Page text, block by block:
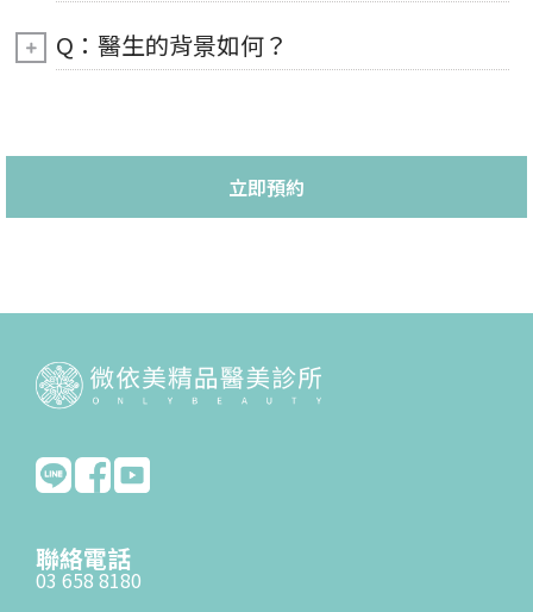
Q：醫生的背景如何？
立即預約
聯絡電話
03 658 8180